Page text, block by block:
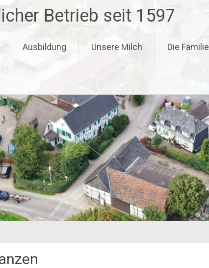
Betrieb seit 1597
Ausbildung Unsere Milch Die Familie